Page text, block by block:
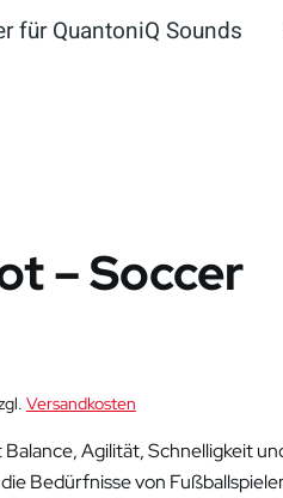
für QuantoniQ Sounds
– Soccer
Versandkosten
Agilität, Schnelligkeit
Bedürfnisse von